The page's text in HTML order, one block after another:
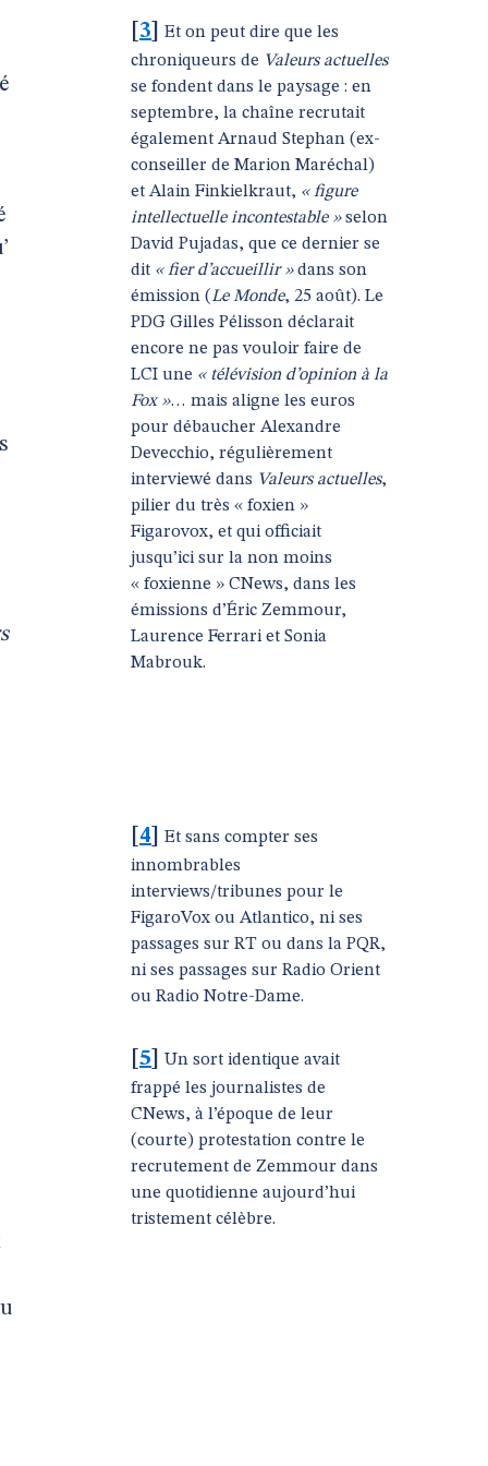
3
Et on peut dire que les
chroniqueurs de Valeurs actuelles
se fondent dans le paysage : en
septembre, la chaîne recrutait
également Arnaud Stephan (ex-
conseiller de Marion Maréchal)
et Alain Finkielkraut, « figure
intellectuelle incontestable »selon
David Pujadas, que ce dernier se
dit « fier d’accueillir »dans son
émission (Le Monde, 25 août). Le
PDG Gilles Pélisson déclarait
encore ne pas vouloir faire de
LCI une « télévision d’opinion à la
Fox »… mais aligne les euros
pour débaucher Alexandre
Devecchio, régulièrement
interviewé dans Valeurs actuelles,
pilier du très « foxien »
Figarovox, et qui officiait
jusqu’ici sur la non moins
« foxienne » CNews, dans les
émissions d’Éric Zemmour,
Laurence Ferrari et Sonia
Mabrouk.
4
Et sans compter ses
innombrables
interviews/tribunes pour le
FigaroVox ou Atlantico, ni ses
passages sur RT ou dans la PQR,
ni ses passages sur Radio Orient
ou Radio Notre-Dame.
5
Un sort identique avait
frappé les journalistes de
CNews, à l’époque de leur
(courte) protestation contre le
recrutement de Zemmour dans
une quotidienne aujourd’hui
tristement célèbre.